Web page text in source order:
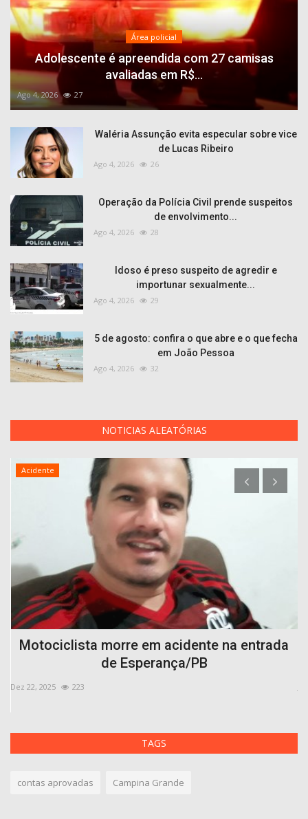
Área policial
Adolescente é apreendida com 27 camisas
avaliadas em R$...
Ago 4, 2026 27
Waléria Assunção evita especular sobre vice
de Lucas Ribeiro
Ago 4, 2026 26
Operação da Polícia Civil prende suspeitos
de envolvimento...
Ago 4, 2026 28
Idoso é preso suspeito de agredir e
importunar sexualmente...
Ago 4, 2026 29
5 de agosto: confira o que abre e o que fecha
em João Pessoa
Ago 4, 2026 32
NOTICIAS ALEATÓRIAS
Acidente
Motociclista morre em acidente na entrada
de Esperança/PB
Dez 22, 2025 223
TAGS
contas aprovadas Campina Grande